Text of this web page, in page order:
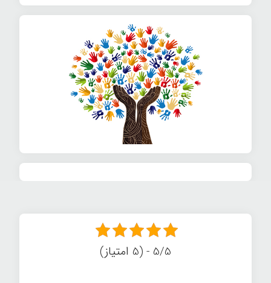
5/5 - (5 امتیاز)